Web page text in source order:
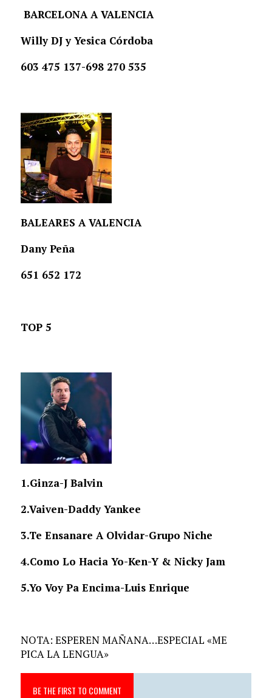
BARCELONA A VALENCIA
Willy DJ y Yesica Córdoba
603 475 137-698 270 535
BALEARES A VALENCIA
Dany Peña
651 652 172
TOP 5
1.Ginza-J Balvin
2.Vaiven-Daddy Yankee
3.Te Ensanare A Olvidar-Grupo Niche
4.Como Lo Hacia Yo-Ken-Y & Nicky Jam
5.Yo Voy Pa Encima-Luis Enrique
NOTA: ESPEREN MAÑANA…ESPECIAL «ME
PICA LA LENGUA»
BE THE FIRST TO COMMENT